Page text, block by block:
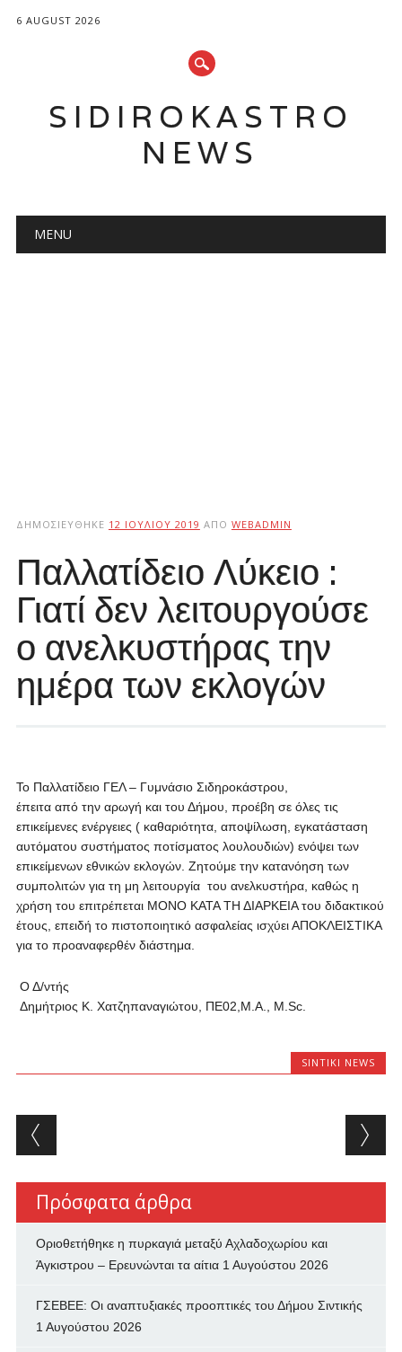
6 AUGUST 2026
SIDIROKASTRO
NEWS
Main menu
MENU
ΔΗΜΟΣΙΕΎΘΗΚΕ 12 ΙΟΥΛΊΟΥ 2019 ΑΠΌ WEBADMIN
Παλλατίδειο Λύκειο :
Γιατί δεν λειτουργούσε
ο ανελκυστήρας την
ημέρα των εκλογών
Το Παλλατίδειο ΓΕΛ – Γυμνάσιο Σιδηροκάστρου,
έπειτα από την αρωγή και του Δήμου, προέβη σε όλες τις
επικείμενες ενέργειες ( καθαριότητα, αποψίλωση, εγκατάσταση
αυτόματου συστήματος ποτίσματος λουλουδιών) ενόψει των
επικείμενων εθνικών εκλογών. Ζητούμε την κατανόηση των
συμπολιτών για τη μη λειτουργία του ανελκυστήρα, καθώς η
χρήση του επιτρέπεται ΜΟΝΟ ΚΑΤΑ ΤΗ ΔΙΑΡΚΕΙΑ του διδακτικού
έτους, επειδή το πιστοποιητικό ασφαλείας ισχύει ΑΠΟΚΛΕΙΣΤΙΚΑ
για το προαναφερθέν διάστημα.
Ο Δ/ντής
Δημήτριος Κ. Χατζηπαναγιώτου, ΠΕ02,Μ.Α., Μ.Sc.
SINTIKI NEWS
Post navigation
Πρόσφατα άρθρα
Οριοθετήθηκε η πυρκαγιά μεταξύ Αχλαδοχωρίου και
Άγκιστρου – Ερευνώνται τα αίτια 1 Αυγούστου 2026
ΓΣΕΒΕΕ: Οι αναπτυξιακές προοπτικές του Δήμου Σιντικής
1 Αυγούστου 2026